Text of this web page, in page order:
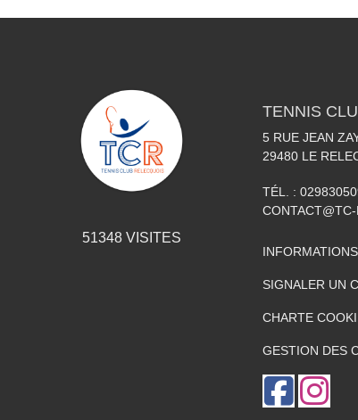
51348VISITES
TENNIS
5 RUE JEAN
29480 LE
TÉL. :
SIGNALER UN
CHARTE
GESTION DES